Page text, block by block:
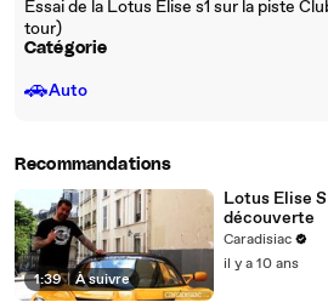
Essai de la Lotus Elise s1 sur la piste
tour)
Catégorie
🚗Auto
Recommandations
1:39 | À suivre
Lotus Elise
découverte
Caradisiac
il y a 10 ans